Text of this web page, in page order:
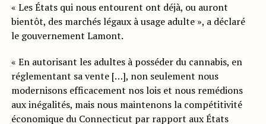
« Les États qui nous entourent ont déjà, ou auront
bientôt, des marchés légaux à usage adulte », a déclaré
le gouvernement Lamont.
« En autorisant les adultes à posséder du cannabis, en
réglementant sa vente […], non seulement nous
modernisons efficacement nos lois et nous remédions
aux inégalités, mais nous maintenons la compétitivité
économique du Connecticut par rapport aux États